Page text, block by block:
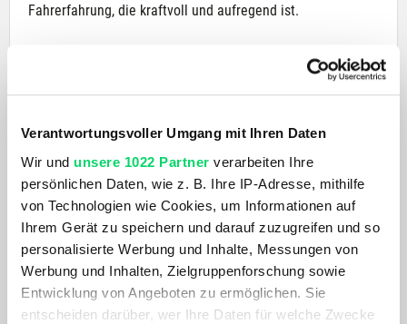
Verantwortungsvoller Umgang mit Ihren Daten
Wir und unsere 1022 Partner verarbeiten Ihre
persönlichen Daten, wie z. B. Ihre IP-Adresse, mithilfe
von Technologien wie Cookies, um Informationen auf
Ihrem Gerät zu speichern und darauf zuzugreifen und so
personalisierte Werbung und Inhalte, Messungen von
Werbung und Inhalten, Zielgruppenforschung sowie
Entwicklung von Angeboten zu ermöglichen. Sie
entscheiden darüber, wer Ihre Daten für welche Zwecke
Fahrerfahrung, die kraftvoll und aufregend ist.
Experten-Engineering ist nicht der einzige Vorteil, den
dieses Alltagsrad mit sich bringt. Das ergonomische
Klappsystem lässt Sie mühelos rollen und gleiten und kann
ein kompaktes Tragezubehör zu verwandeln. Perfekt für
Pendler oder unbeschwerte Reisende, die jeden Winkel an
einem neuen Ort besuchen möchten. Der Rahmen ist leicht
und einfach zu tragen.
Es hat eine umweltfreundliche Power-Beschichtung und
unser Expertenteam fertigt jedes Rad in der Londoner
Brompton-Fabrik in Handarbeit an.